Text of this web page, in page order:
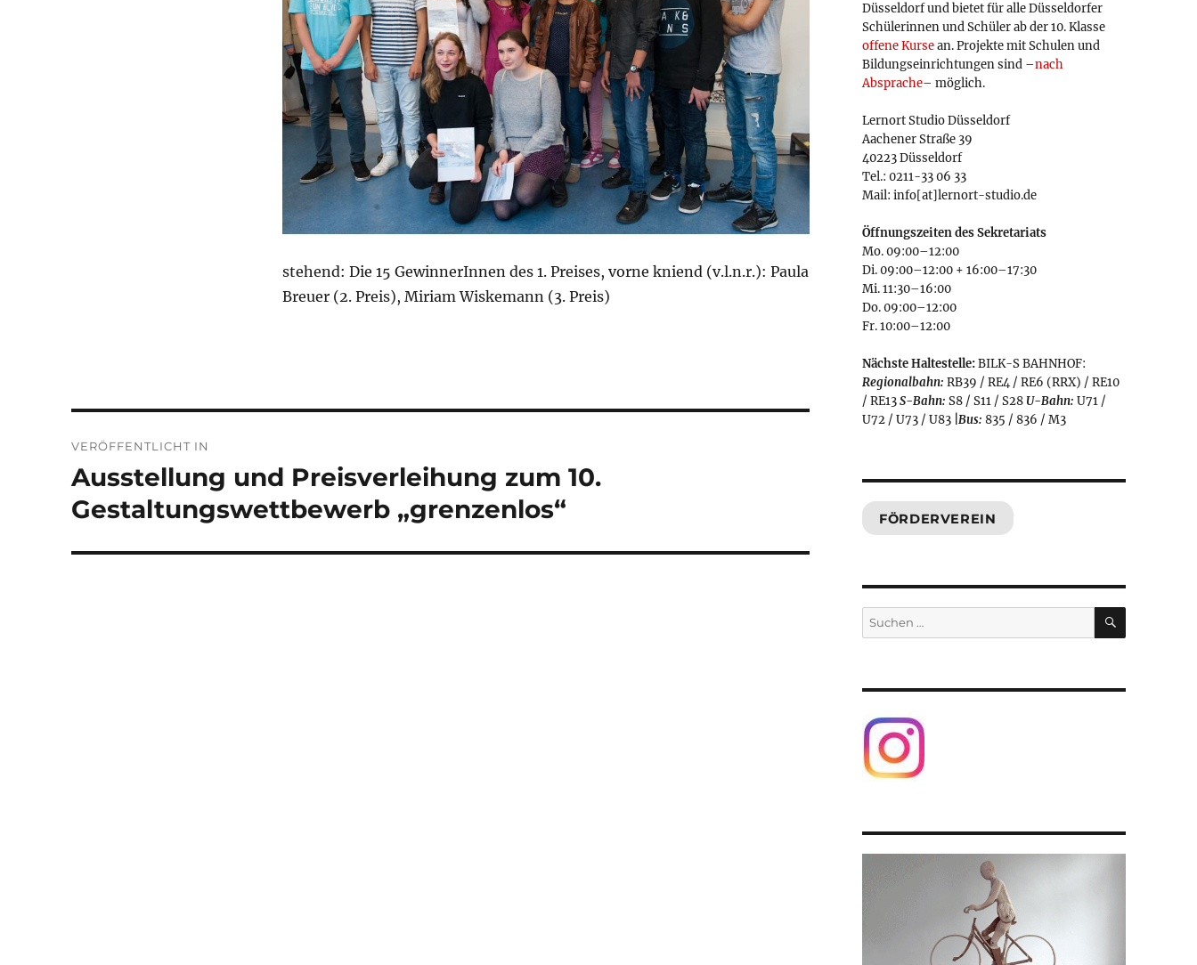
stehend: Die 15 GewinnerInnen des 1. Preises, vorne kniend (v.l.n.r.): Paula
Breuer (2. Preis), Miriam Wiskemann (3. Preis)
VERÖFFENTLICHT IN
Ausstellung und Preisverleihung zum 10.
Gestaltungswettbewerb „grenzenlos“
Düsseldorf und bietet für alle Düsseldorfer
Schülerinnen und Schüler ab der 10. Klasse
offene Kursean. Projekte mit Schulen und
Bildungseinrichtungen sind –nach
Absprache– möglich.
Lernort Studio Düsseldorf
Aachener Straße 39
40223 Düsseldorf
Tel.: 0211-33 06 33
Mail: info[at]lernort-studio.de
Öffnungszeiten des Sekretariats
Mo. 09:00–12:00
Di. 09:00–12:00 + 16:00–17:30
Mi. 11:30–16:00
Do. 09:00–12:00
Fr. 10:00–12:00
Nächste Haltestelle:BILK-S BAHNHOF:
Regionalbahn: RB39 / RE4 / RE6 (RRX) / RE10
/ RE13S-Bahn: S8 / S11 / S28U-Bahn: U71 /
U72 / U73 / U83 Bus: 835 / 836 / M3
FÖRDERVEREIN
Suchen
nach:
SUCHEN